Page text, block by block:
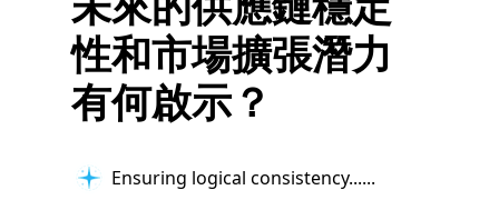
性和市場擴張潛力
有何啟示？
Ensuring logical consistency...